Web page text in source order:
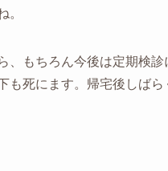
。
、もちろん今後は定期検診
も死にます。帰宅後しばら